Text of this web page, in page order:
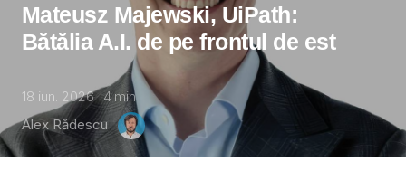
Mateusz Majewski, UiPath:
Bătălia A.I. de pe frontul de est
18 iun. 2026 4 min
Alex Rădescu